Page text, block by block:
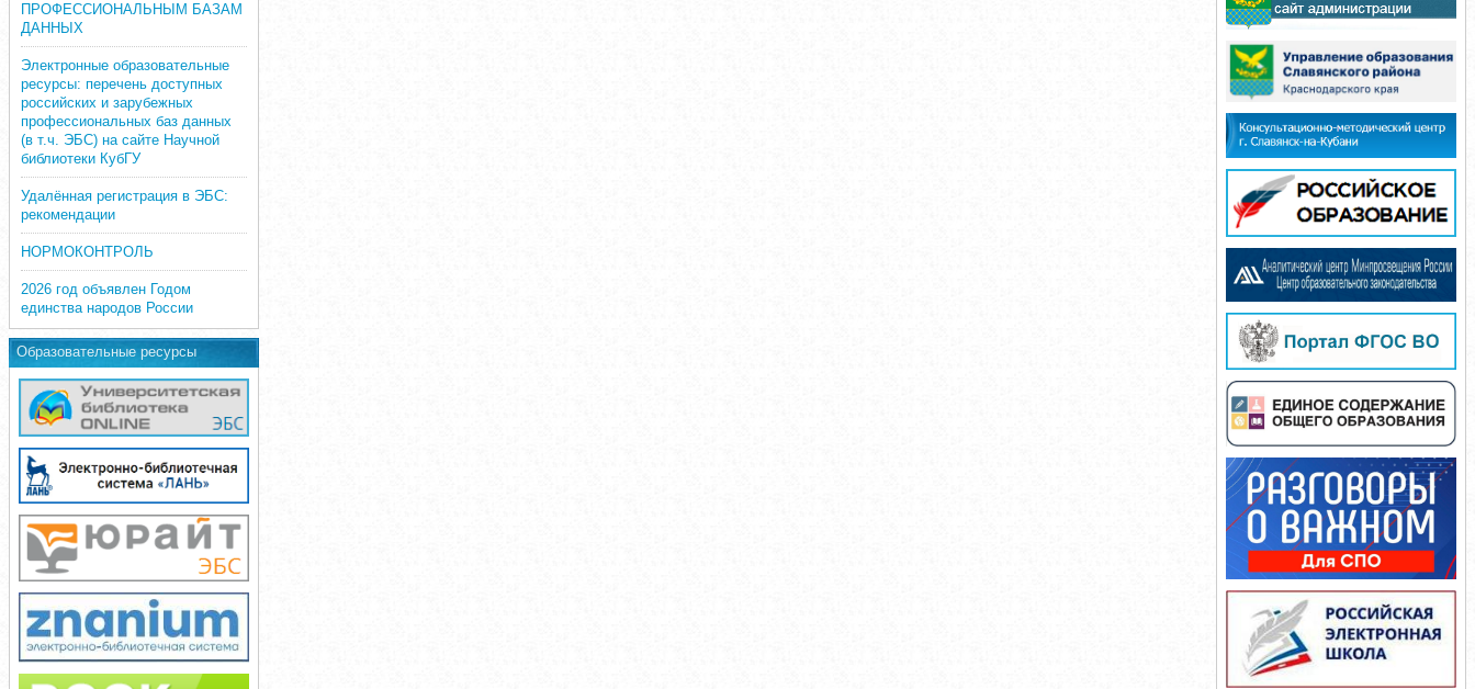
ПРОФЕССИОНАЛЬНЫМ БАЗАМ
ДАННЫХ
Электронные образовательные
ресурсы: перечень доступных
российских и зарубежных
профессиональных баз данных
(в т.ч. ЭБС) на сайте Научной
библиотеки КубГУ
Удалённая регистрация в ЭБС:
рекомендации
НОРМОКОНТРОЛЬ
2026 год объявлен Годом
единства народов России
Образовательные ресурсы